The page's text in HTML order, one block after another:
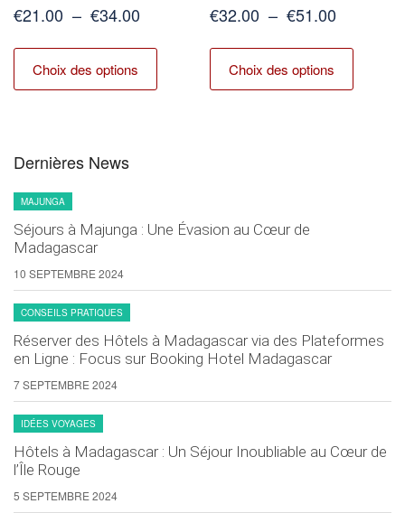
€21.00 – €34.00
prix :
Choix des options
Ce
a
être
la
du
produit
€32.00 – €51.00
prix :
Choix des options
Ce
a
la
du
Dernières News
MAJUNGA
Séjours à Majunga : Une Évasion au Cœur de
Madagascar
10 SEPTEMBRE 2024
CONSEILS PRATIQUES
Réserver des Hôtels à Madagascar via des Plateformes
en Ligne : Focus sur Booking Hotel Madagascar
7 SEPTEMBRE 2024
IDÉES VOYAGES
Hôtels à Madagascar : Un Séjour Inoubliable au Cœur de
l’Île Rouge
5 SEPTEMBRE 2024